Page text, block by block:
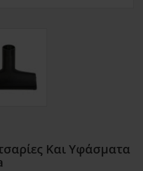
Και Υφάσματα